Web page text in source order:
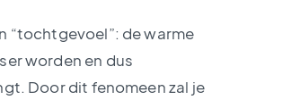
“tochtgevoel”: de warme
worden en dus
Door dit fenomeen zal je